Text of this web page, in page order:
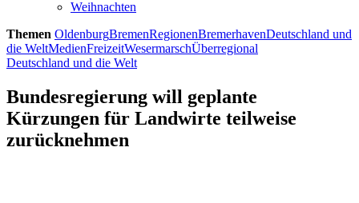
Weihnachten
Themen OldenburgBremenRegionenBremerhavenDeutschland und
die WeltMedienFreizeitWesermarschÜberregional
Deutschland und die Welt
Bundesregierung will geplante
Kürzungen für Landwirte teilweise
zurücknehmen